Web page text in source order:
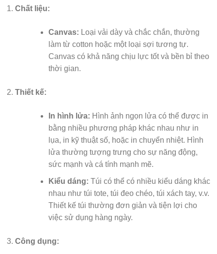
Chất liệu:
Canvas: Loại vải dày và chắc chắn, thường
làm từ cotton hoặc một loại sợi tương tự.
Canvas có khả năng chịu lực tốt và bền bỉ theo
thời gian.
Thiết kế:
In hình lửa: Hình ảnh ngọn lửa có thể được in
bằng nhiều phương pháp khác nhau như in
lụa, in kỹ thuật số, hoặc in chuyển nhiệt. Hình
lửa thường tượng trưng cho sự năng động,
sức mạnh và cá tính mạnh mẽ.
Kiểu dáng: Túi có thể có nhiều kiểu dáng khác
nhau như túi tote, túi đeo chéo, túi xách tay, v.v.
Thiết kế túi thường đơn giản và tiện lợi cho
việc sử dụng hàng ngày.
Công dụng: